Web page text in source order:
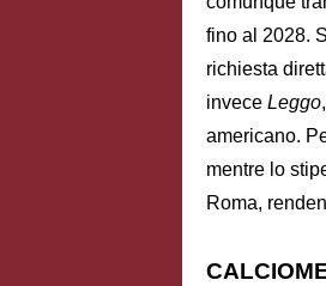
fino al 2028.
richiesta
invece Leggo
americano.
mentre lo
Roma,